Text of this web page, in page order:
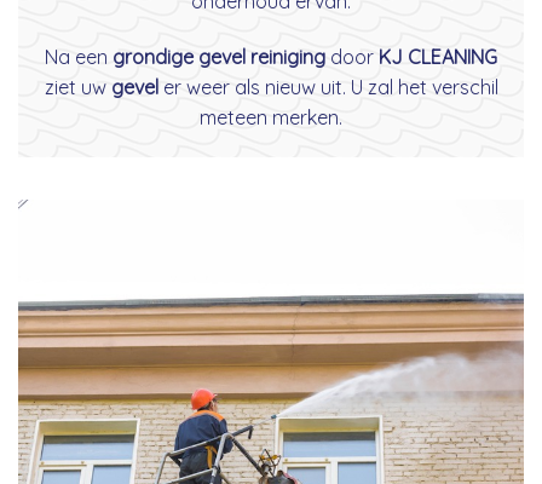
Na een grondige gevel reiniging door KJ CLEANING
ziet uw geveler weer als nieuw uit. U zal het verschil
meteen merken.